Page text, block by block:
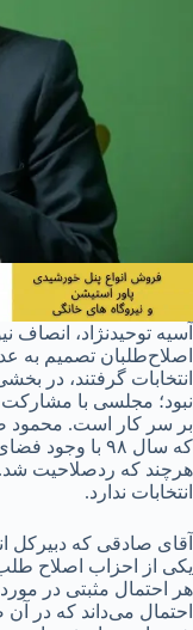
اصلاح‌طلبان تصمیم به
انتخابات گرفتند، در
نبود؛ مجلسی با مشارکت
بر سر کار است. محمود
که سال ۹۸ با
هرچند که ردصلاحیت شد.
انتخابات ندارد.
آقای صادقی که دبیرکل
یکی از احزاب اصلاح
هر احتمال مثبتی در
احتمال می‌داند که در